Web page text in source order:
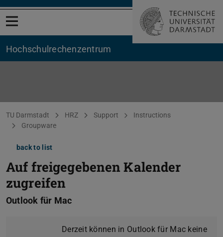
Open menu
Hochschul­rechenzentrum
You are here:
TU Darmstadt HRZ Support
Instructions
Groupware
back to list
Auf freigegebenen Kalender
zugreifen
Outlook für Mac
Derzeit können in Outlook für Mac keine